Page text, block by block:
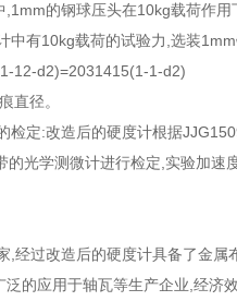
的钢球压头在10kg载荷作用
有10kg载荷的试验力,选装
12-d2)=2031415(1-1-d2)
直径。
检定:改造后的硬度计根据
光学测微计进行检定,实验加
经过改造后的硬度计具备了金
的应用于轴瓦等生产企业,经济